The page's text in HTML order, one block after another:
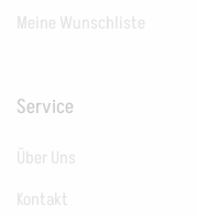
Meine Wunschliste
Service
Über Uns
Kontakt